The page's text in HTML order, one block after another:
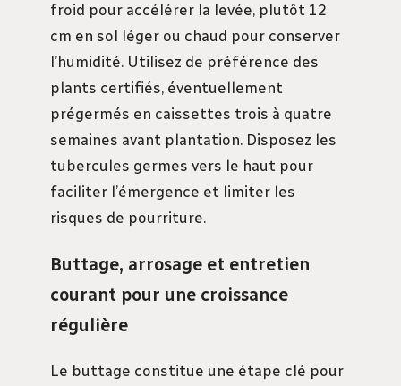
froid pour accélérer la levée, plutôt 12
cm en sol léger ou chaud pour conserver
l’humidité. Utilisez de préférence des
plants certifiés, éventuellement
prégermés en caissettes trois à quatre
semaines avant plantation. Disposez les
tubercules germes vers le haut pour
faciliter l’émergence et limiter les
risques de pourriture.
Buttage, arrosage et entretien
courant pour une croissance
régulière
Le buttage constitue une étape clé pour